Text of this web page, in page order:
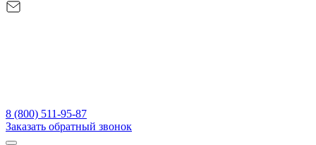
8 (800) 511-95-87
Заказать обратный звонок